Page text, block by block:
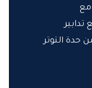
مع
حدة التوتر